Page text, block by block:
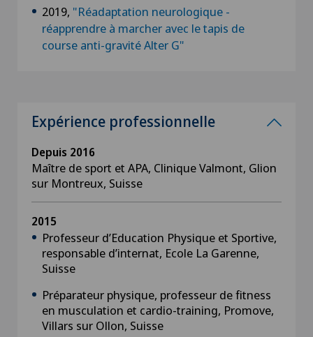
2019, "Réadaptation neurologique -
réapprendre à marcher avec le tapis de
course anti-gravité Alter G"
Expérience professionnelle
Depuis 2016
Maître de sport et APA, Clinique Valmont, Glion
sur Montreux, Suisse
2015
Professeur d’Education Physique et Sportive,
responsable d’internat, Ecole La Garenne,
Suisse
Préparateur physique, professeur de fitness
en musculation et cardio-training, Promove,
Villars sur Ollon, Suisse